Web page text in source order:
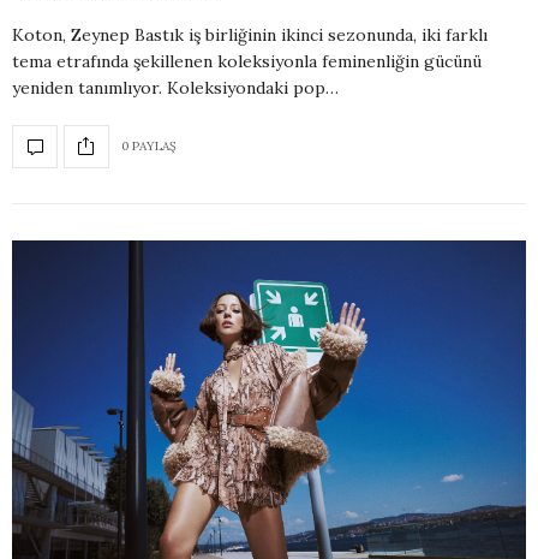
Koton, Zeynep Bastık iş birliğinin ikinci sezonunda, iki farklı
tema etrafında şekillenen koleksiyonla feminenliğin gücünü
yeniden tanımlıyor. Koleksiyondaki pop…
0 PAYLAŞ